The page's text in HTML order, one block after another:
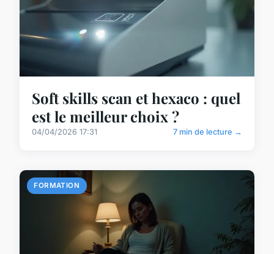
Soft skills scan et hexaco : quel
est le meilleur choix ?
04/04/2026 17:31 7 min de lecture →
FORMATION